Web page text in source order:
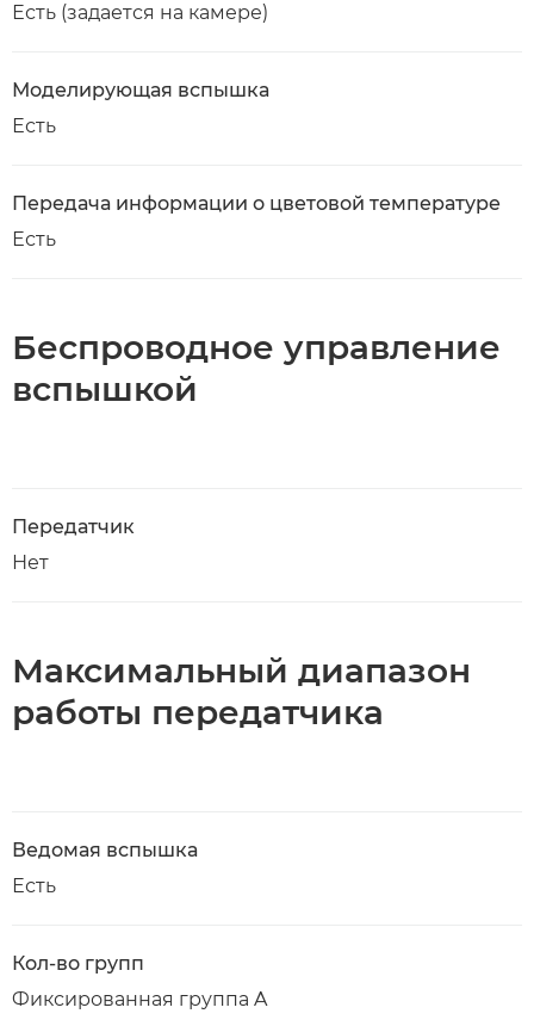
Есть (задается на камере)
Моделирующая вспышка
Есть
Передача информации о цветовой температуре
Есть
Беспроводное управление
вспышкой
Передатчик
Нет
Максимальный диапазон
работы передатчика
Ведомая вспышка
Есть
Кол-во групп
Фиксированная группа A